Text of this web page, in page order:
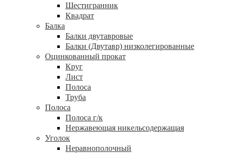
Шестигранник
Квадрат
Балка
Балки двутавровые
Балки (Двутавр) низколегированные
Оцинкованный прокат
Круг
Лист
Полоса
Труба
Полоса
Полоса г/к
Нержавеющая никельсодержащая
Уголок
Неравнополочный